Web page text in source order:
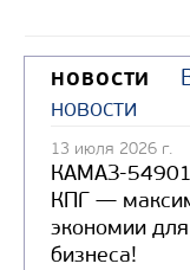
НОВОСТИ
новости
13 июля 2026 г.
КАМАЗ-
КПГ —
экономии
бизнеса!